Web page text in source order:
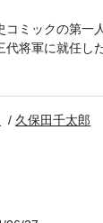
コミックの第一
三代将軍に就
山吹第六章
久保田千太郎